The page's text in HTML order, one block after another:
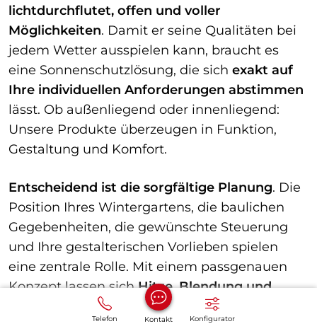
lichtdurchflutet, offen und voller
Möglichkeiten. Damit er seine Qualitäten bei
jedem Wetter ausspielen kann, braucht es
eine Sonnenschutzlösung, die sich exakt auf
Ihre individuellen Anforderungen abstimmen
lässt. Ob außenliegend oder innenliegend:
Unsere Produkte überzeugen in Funktion,
Gestaltung und Komfort.
Entscheidend ist die sorgfältige Planung. Die
Position Ihres Wintergartens, die baulichen
Gegebenheiten, die gewünschte Steuerung
und Ihre gestalterischen Vorlieben spielen
eine zentrale Rolle. Mit einem passgenauen
Konzept lassen sichHitze, Blendung und
unerwünschte Einblicke wirksam regulieren
ohne Einschränkungen hinsichtlich Offenheit
Telefon Kontakt Konfigurator